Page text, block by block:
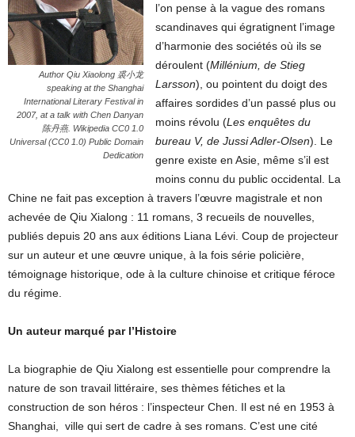
Author Qiu Xiaolong 裘小龙
speaking at the Shanghai
International Literary Festival in
2007, at a talk with Chen Danyan
陈丹燕. Wikipedia CC0 1.0
Universal (CC0 1.0) Public Domain
Dedication
l’on pense à la vague des romans
scandinaves qui égratignent l’image
d’harmonie des sociétés où ils se
déroulent (Millénium, de Stieg
Larsson), ou pointent du doigt des
affaires sordides d’un passé plus ou
moins révolu (Les enquêtes du
bureau V, de Jussi Adler-Olsen). Le
genre existe en Asie, même s’il est
moins connu du public occidental. La
Chine ne fait pas exception à travers l’œuvre magistrale et non
achevée de Qiu Xialong : 11 romans, 3 recueils de nouvelles,
publiés depuis 20 ans aux éditions Liana Lévi. Coup de projecteur
sur un auteur et une œuvre unique, à la fois série policière,
témoignage historique, ode à la culture chinoise et critique féroce
du régime.
Un auteur marqué par l’Histoire
La biographie de Qiu Xialong est essentielle pour comprendre la
nature de son travail littéraire, ses thèmes fétiches et la
construction de son héros : l’inspecteur Chen. Il est né en 1953 à
Shanghai, ville qui sert de cadre à ses romans. C’est une cité